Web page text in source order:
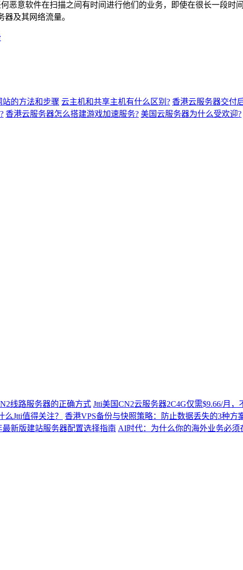
意软件在扫描之间有时间进行他们的业务，即使在很长一段时
及其网络流量。
的方法和步骤 云主机和共享主机有什么区别? 香港云服务器交付
香港云服务器怎么搭建游戏加速服务? 美国云服务器为什么受欢迎?
线路服务器的正确方式 Jtti美国CN2云服务器2C4G仅需$9.66/月
么Jtti值得关注？ 香港VPS备份与快照策略：防止数据丢失的3种方
最新版建站服务器配置选择指南 AI时代：为什么你的海外业务必须